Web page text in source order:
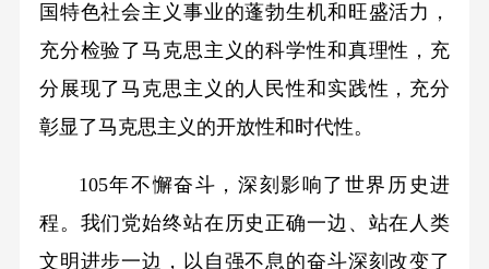
国特色社会主义事业的蓬勃生机和旺盛活力，
充分检验了马克思主义的科学性和真理性，充
分展现了马克思主义的人民性和实践性，充分
彰显了马克思主义的开放性和时代性。
105年不懈奋斗，深刻影响了世界历史进
程。我们党始终站在历史正确一边、站在人类
文明进步一边，以自强不息的奋斗深刻改变了